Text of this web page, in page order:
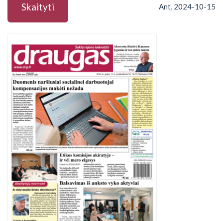
Skaityti Ant, 2024-10-15